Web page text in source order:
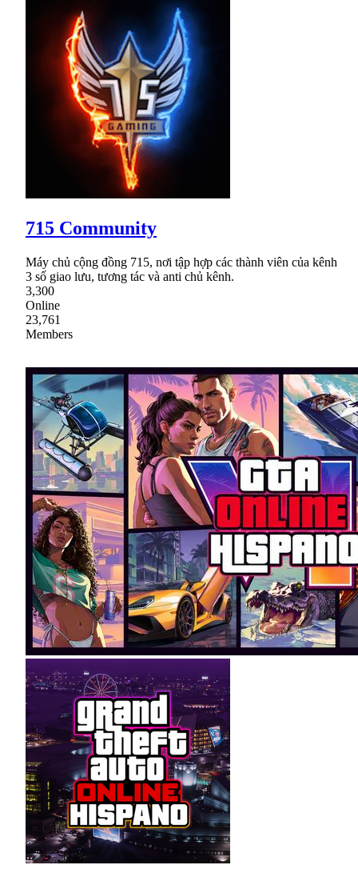
715 Community
Máy chủ cộng đồng 715, nơi tập hợp các thành viên của kênh
3 số giao lưu, tương tác và anti chủ kênh.
3,300
Online
23,761
Members